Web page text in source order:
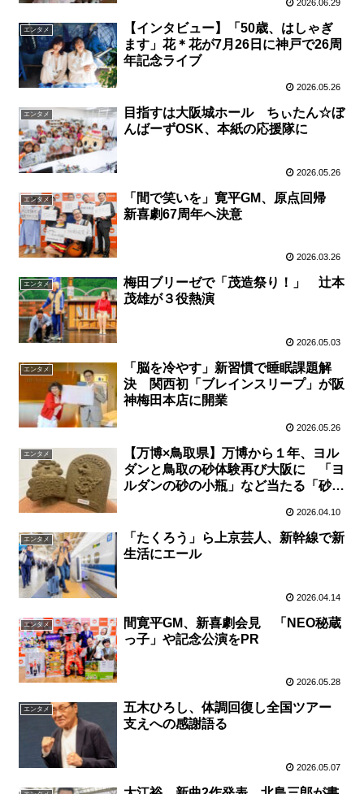
2026.06.29
エンタメ
【インタビュー】「50歳、はしゃぎ
ます」花＊花が7月26日に神戸で26周
年記念ライブ
2026.05.26
エンタメ
目指すは大阪城ホール ちぃたん☆ぼ
んばーずOSK、本紙の応援隊に
2026.05.26
エンタメ
「間で笑いを」寛平GM、原点回帰
新喜劇67周年へ決意
2026.03.26
エンタメ
梅田ブリーゼで「茂造祭り！」 辻本
茂雄が３役熱演
2026.05.03
エンタメ
「脳を冷やす」新習慣で睡眠課題解
決 関西初「ブレインスリープ」が阪
神梅田本店に開業
2026.05.26
エンタメ
【万博×鳥取県】万博から１年、ヨル
ダンと鳥取の砂体験再び大阪に 「ヨ
ルダンの砂の小瓶」など当たる「砂ガ
2026.04.10
エンタメ
「たくろう」ら上京芸人、新幹線で新
生活にエール
2026.04.14
エンタメ
間寛平GM、新喜劇会見 「NEO秘蔵
っ子」や記念公演をPR
2026.05.28
エンタメ
五木ひろし、体調回復し全国ツアー
支えへの感謝語る
2026.05.07